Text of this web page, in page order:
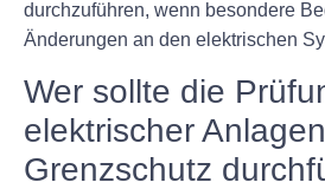
durchzuführen, wenn besondere
Änderungen an den elektrischen
Wer sollte die
elektrischer Anlagen
Grenzschutz